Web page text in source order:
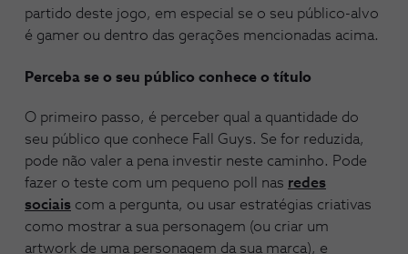
partido deste jogo, em especial se o seu público-alvo
é gamer ou dentro das gerações mencionadas acima.
Perceba se o seu público conhece o título
O primeiro passo, é perceber qual a quantidade do
seu público que conhece Fall Guys. Se for reduzida,
pode não valer a pena investir neste caminho. Pode
fazer o teste com um pequeno poll nas redes
sociais com a pergunta, ou usar estratégias criativas
como mostrar a sua personagem (ou criar um
artwork de uma personagem da sua marca), e